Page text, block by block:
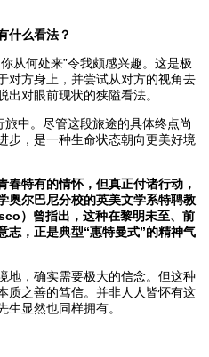
什么看法？
从何处来”令我颇感兴趣。这是极
对方身上，并尝试从对方的视角去
对眼前现状的狭隘看法。
旅中。尽管这段旅途的具体终点尚
步，是一种生命状态朝向更美好境
春特有的情怀，但真正付诸行动，
奥尔巴尼分校的英美文学系特聘教
）曾指出，这种在黎明未至、前
志，正是典型“惠特曼式”的精神气
地，确实需要极大的信念。但这种
质之善的笃信。并非人人皆怀有这
生显然也同样拥有。